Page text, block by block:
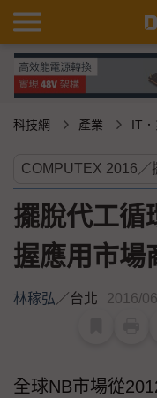
科技網 產業 IT
擺脫代工循
握應用市場
林稼弘／台北 2016/
全球NB市場從